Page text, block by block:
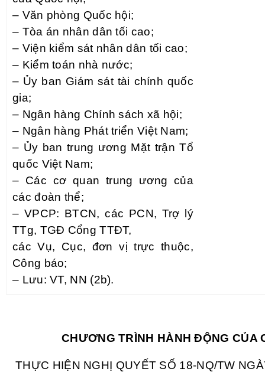
– Văn phòng Quốc hội;
– Tòa án nhân dân tối cao;
– Viện kiểm sát nhân dân tối cao;
– Kiểm toán nhà nước;
– Ủy ban Giám sát tài chính quốc
gia;
– Ngân hàng Chính sách xã hội;
– Ngân hàng Phát triển Việt Nam;
– Ủy ban trung ương Mặt trận Tổ
quốc Việt Nam;
– Các cơ quan trung ương của
các đoàn thể;
– VPCP: BTCN, các PCN, Trợ lý
TTg, TGĐ Cổng TTĐT,
các Vụ, Cục, đơn vị trực thuộc,
Công báo;
– Lưu: VT, NN (2b).
CHƯƠNG TRÌNH HÀNH ĐỘNG CỦA
THỰC HIỆN NGHỊ QUYẾT SỐ 18-NQ/TW